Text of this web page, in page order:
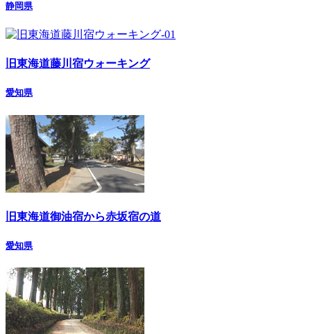
静岡県
旧東海道藤川宿ウォーキング
愛知県
旧東海道御油宿から赤坂宿の道
愛知県